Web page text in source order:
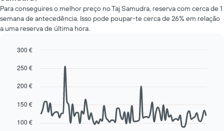
preço
médio
de
quarto
ordenada
médio
de
um
quarto
cada
da
O
apresenta
dias
Para conseguires o melhor preço no Taj Samudra, reserva com cerca de 1
semana de antecedência. Isso pode poupar-te cerca de 26% em relação
a uma reserva de última hora.
chart
90
O
graphic.
100 €
150 €
200 €
250 €
300 €